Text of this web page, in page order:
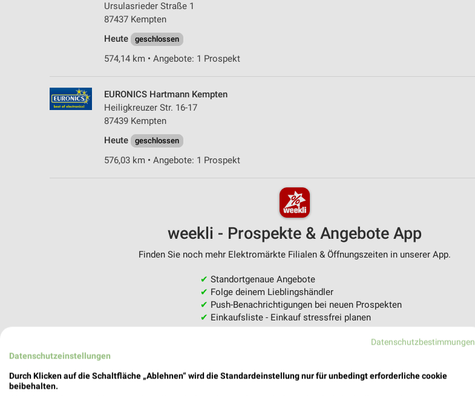
Ursulasrieder Straße 1
87437 Kempten
Heute
geschlossen
574,14 km • Angebote: 1 Prospekt
EURONICS Hartmann Kempten
Heiligkreuzer Str. 16-17
87439 Kempten
Heute
geschlossen
576,03 km • Angebote: 1 Prospekt
weekli - Prospekte & Angebote App
Finden Sie noch mehr Elektromärkte Filialen & Öffnungszeiten in unserer App.
✔ Standortgenaue Angebote
✔ Folge deinem Lieblingshändler
✔ Push-Benachrichtigungen bei neuen Prospekten
✔ Einkaufsliste - Einkauf stressfrei planen
Nutze weekli auch mobil – App jetzt laden oder QR-Code scannen.
Datenschutzbestimmungen
Datenschutzeinstellungen
Durch Klicken auf die Schaltfläche „Ablehnen“ wird die Standardeinstellung nur für unbedingt erforderliche cookie
beibehalten.